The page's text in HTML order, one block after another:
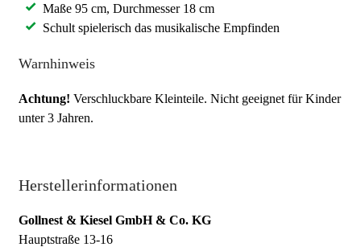
Maße 95 cm, Durchmesser 18 cm
Schult spielerisch das musikalische Empfinden
Warnhinweis
Achtung! Verschluckbare Kleinteile. Nicht geeignet für Kinder
unter 3 Jahren.
Herstellerinformationen
Gollnest & Kiesel GmbH & Co. KG
Hauptstraße 13-16